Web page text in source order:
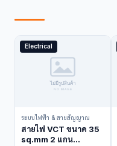
Electrical
ระบบไฟฟ้า & สายสัญญาณ
สายไฟ VCT ขนาด 35
sq.mm 2 แกน